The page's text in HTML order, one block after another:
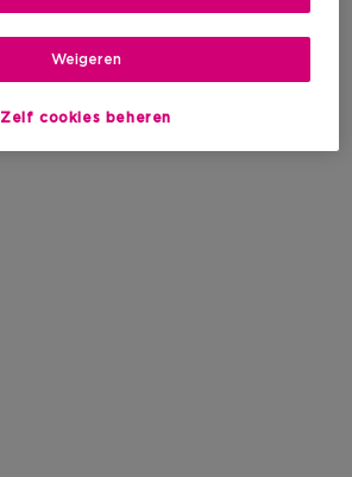
Zelf cookies beheren
Weigeren